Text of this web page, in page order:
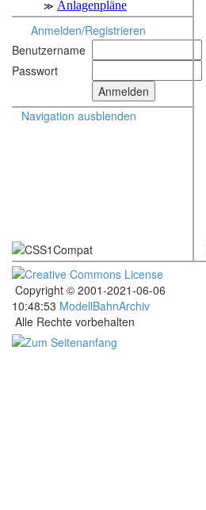
Anmelden/Registrieren
Benutzername
Passwort
Navigation ausblenden
Copyright © 2001-2021-06-06
10:48:53 ModellBahnArchiv
Alle Rechte vorbehalten